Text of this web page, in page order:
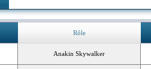
Rôle
Anakin Skywalker